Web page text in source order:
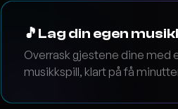
🎵 Lag din egen
Overrask gjestene dine med
musikkspill, klart på få